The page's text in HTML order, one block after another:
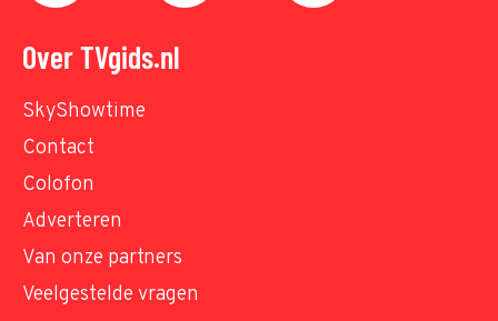
Over TVgids.nl
SkyShowtime
Contact
Colofon
Adverteren
Van onze partners
Veelgestelde vragen